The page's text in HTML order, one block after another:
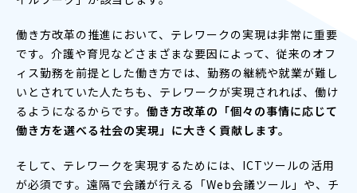
働き方改革の推進において、テレワークの実現は非常に重要
です。介護や育児などさまざまな要因によって、従来のオフ
ィス勤務を前提とした働き方では、勤務の継続や就業が難し
いとされていた人たちも、テレワークが実現されれば、働け
るようになるからです。 働き方改革の「個々の事情に応じて
働き方を選べる社会の実現」に大きく貢献します。
そして、テレワークを実現するためには、ICTツールの活用
が必須です。遠隔で会議が行える「Web会議ツール」や、チ